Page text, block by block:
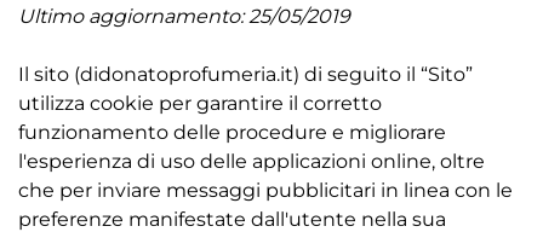
Ultimo aggiornamento: 25/05/2019
Il sito (didonatoprofumeria.it) di seguito il “Sito”
utilizza cookie per garantire il corretto
funzionamento delle procedure e migliorare
l'esperienza di uso delle applicazioni online, oltre
che per inviare messaggi pubblicitari in linea con le
preferenze manifestate dall'utente nella sua